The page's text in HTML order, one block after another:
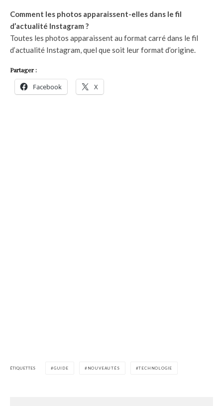
Comment les photos apparaissent-elles dans le fil
d’actualité Instagram ?
Toutes les photos apparaissent au format carré dans le fil
d’actualité Instagram, quel que soit leur format d’origine.
Partager :
Facebook X
ÉTIQUETTES GUIDE NOUVEAUTÉS TECHNOLOGIE